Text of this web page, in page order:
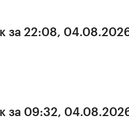
за 22:08,
за 09:32,